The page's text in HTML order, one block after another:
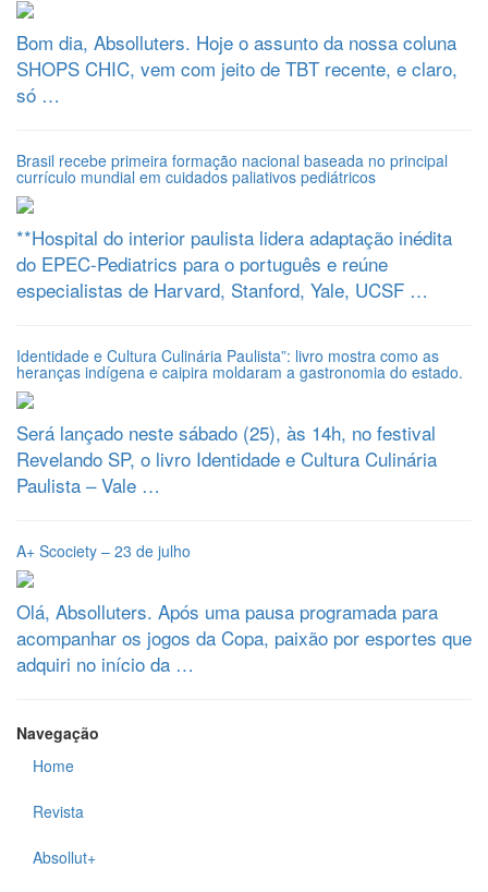
Bom dia, Absolluters. Hoje o assunto da nossa coluna
SHOPS CHIC, vem com jeito de TBT recente, e claro,
só …
Brasil recebe primeira formação nacional baseada no principal
currículo mundial em cuidados paliativos pediátricos
**Hospital do interior paulista lidera adaptação inédita
do EPEC-Pediatrics para o português e reúne
especialistas de Harvard, Stanford, Yale, UCSF …
Identidade e Cultura Culinária Paulista”: livro mostra como as
heranças indígena e caipira moldaram a gastronomia do estado.
Será lançado neste sábado (25), às 14h, no festival
Revelando SP, o livro Identidade e Cultura Culinária
Paulista – Vale …
A+ Scociety – 23 de julho
Olá, Absolluters. Após uma pausa programada para
acompanhar os jogos da Copa, paixão por esportes que
adquiri no início da …
Navegação
Home
Revista
Absollut+